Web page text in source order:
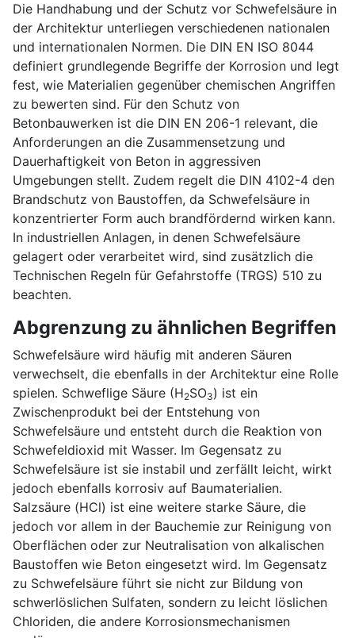
Die Handhabung und der Schutz vor Schwefelsäure in
der Architektur unterliegen verschiedenen nationalen
und internationalen Normen. Die DIN EN ISO 8044
definiert grundlegende Begriffe der Korrosion und legt
fest, wie Materialien gegenüber chemischen Angriffen
zu bewerten sind. Für den Schutz von
Betonbauwerken ist die DIN EN 206-1 relevant, die
Anforderungen an die Zusammensetzung und
Dauerhaftigkeit von Beton in aggressiven
Umgebungen stellt. Zudem regelt die DIN 4102-4 den
Brandschutz von Baustoffen, da Schwefelsäure in
konzentrierter Form auch brandfördernd wirken kann.
In industriellen Anlagen, in denen Schwefelsäure
gelagert oder verarbeitet wird, sind zusätzlich die
Technischen Regeln für Gefahrstoffe (TRGS) 510 zu
beachten.
Abgrenzung zu ähnlichen Begriffen
Schwefelsäure wird häufig mit anderen Säuren
verwechselt, die ebenfalls in der Architektur eine Rolle
spielen. Schweflige Säure (H2SO3) ist ein
Zwischenprodukt bei der Entstehung von
Schwefelsäure und entsteht durch die Reaktion von
Schwefeldioxid mit Wasser. Im Gegensatz zu
Schwefelsäure ist sie instabil und zerfällt leicht, wirkt
jedoch ebenfalls korrosiv auf Baumaterialien.
Salzsäure (HCl) ist eine weitere starke Säure, die
jedoch vor allem in der Bauchemie zur Reinigung von
Oberflächen oder zur Neutralisation von alkalischen
Baustoffen wie Beton eingesetzt wird. Im Gegensatz
zu Schwefelsäure führt sie nicht zur Bildung von
schwerlöslichen Sulfaten, sondern zu leicht löslichen
Chloriden, die andere Korrosionsmechanismen